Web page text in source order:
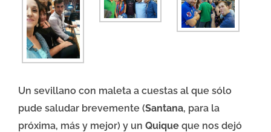
Un sevillano con maleta a cuestas al que sólo
pude saludar brevemente (Santana, para la
próxima, más y mejor) y un Quique que nos dejó